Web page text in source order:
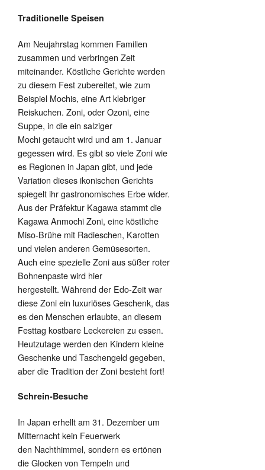
Traditionelle Speisen
Am Neujahrstag kommen Familien
zusammen und verbringen Zeit
miteinander. Köstliche Gerichte werden
zu diesem Fest zubereitet, wie zum
Beispiel Mochis, eine Art klebriger
Reiskuchen. Zoni, oder Ozoni, eine
Suppe, in die ein salziger
Mochi getaucht wird und am 1. Januar
gegessen wird. Es gibt so viele Zoni wie
es Regionen in Japan gibt, und jede
Variation dieses ikonischen Gerichts
spiegelt ihr gastronomisches Erbe wider.
Aus der Präfektur Kagawa stammt die
Kagawa Anmochi Zoni, eine köstliche
Miso-Brühe mit Radieschen, Karotten
und vielen anderen Gemüsesorten.
Auch eine spezielle Zoni aus süßer roter
Bohnenpaste wird hier
hergestellt. Während der Edo-Zeit war
diese Zoni ein luxuriöses Geschenk, das
es den Menschen erlaubte, an diesem
Festtag kostbare Leckereien zu essen.
Heutzutage werden den Kindern kleine
Geschenke und Taschengeld gegeben,
aber die Tradition der Zoni besteht fort!
Schrein-Besuche
In Japan erhellt am 31. Dezember um
Mitternacht kein Feuerwerk
den Nachthimmel, sondern es ertönen
die Glocken von Tempeln und